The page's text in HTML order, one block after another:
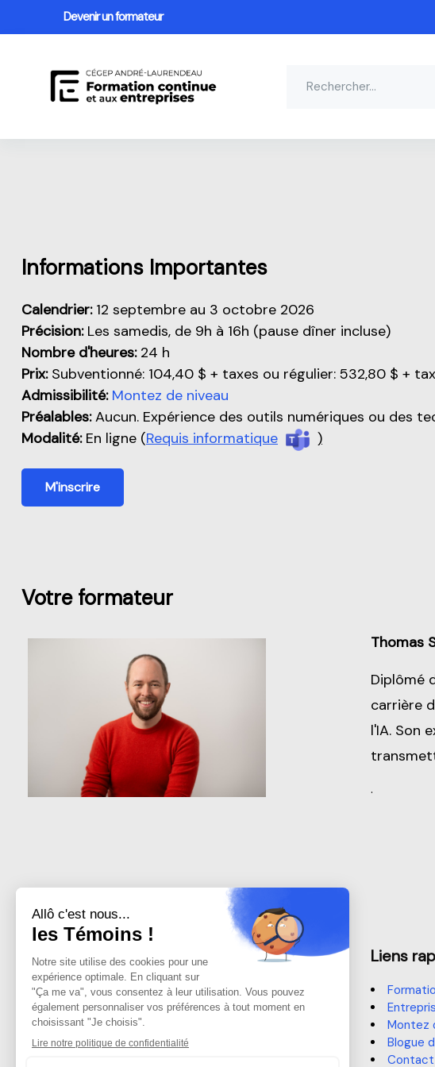
Devenir un formateur
Aperçu de cette partie
Informations Importantes
Calendrier: 12 septembre au 3 octobre 2026
Précision: Les samedis, de 9h à 16h (pause dîner incluse)
Nombre d'heures:24 h
Prix: Subventionné: 104,40 $ + taxes ou régulier: 532,80 $ +
Admissibilité: Montez de niveau
Préalables: Aucun. Expérience des outils numériques ou des
Modalité:En ligne (Requis informatique )
M'inscrire
Votre formateur
Thomas
Diplômé
carrière
l'IA. Son
.
Liens
Montez
Blogue
Contact